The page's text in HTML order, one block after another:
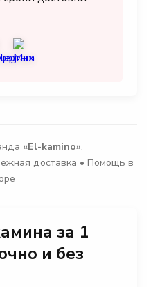
«El-kamino».
доставка • Помощь в
за 1
и без